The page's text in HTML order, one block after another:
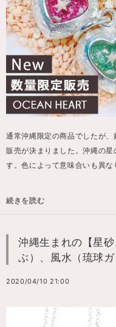
通常沖縄限定の商品でしたが
販売が決まりました。沖縄の
す。色によって意味合いも異
続きを読む
沖縄生まれの【星
ぶ）、風水（琉球
2020/04/10 21:00